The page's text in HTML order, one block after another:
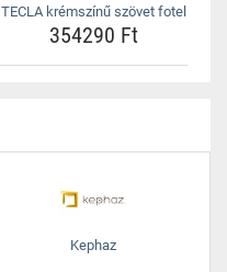
TECLA krémszínű szövet fotel
354290 Ft
Kephaz